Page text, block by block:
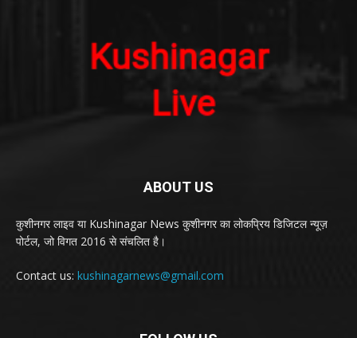
ABOUT US
कुशीनगर लाइव या Kushinagar News कुशीनगर का लोकप्रिय डिजिटल न्यूज़
पोर्टल, जो विगत 2016 से संचलित है।
Contact us: kushinagarnews@gmail.com